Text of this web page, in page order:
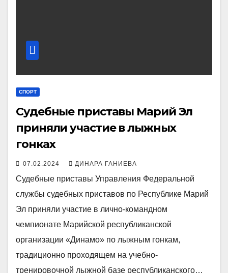
СПОРТ
Судебные приставы Марий Эл
приняли участие в лыжных
гонках
07.02.2024 ДИНАРА ГАНИЕВА
Судебные приставы Управления Федеральной
службы судебных приставов по Республике Марий
Эл приняли участие в лично-командном
чемпионате Марийской республиканской
организации «Динамо» по лыжным гонкам,
традиционно проходящем на учебно-
тренировочной лыжной базе республиканского…